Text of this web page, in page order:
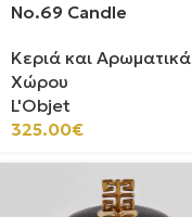
No.69 Candle
Κεριά και Αρωματικά
Χώρου
L'Objet
325.00€